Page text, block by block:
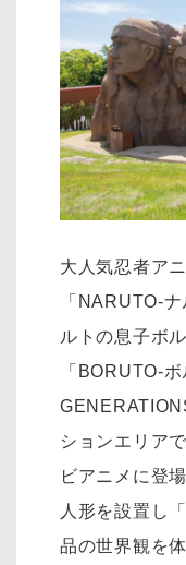
大人気忍者ア
「NARUTO-
ルトの息子ボ
「BORUTO-
ションエリア
ビアニメに登
人形を設置し
品の世界観を